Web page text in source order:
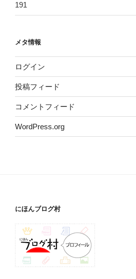
191
メタ情報
ログイン
投稿フィード
コメントフィード
WordPress.org
にほんブログ村